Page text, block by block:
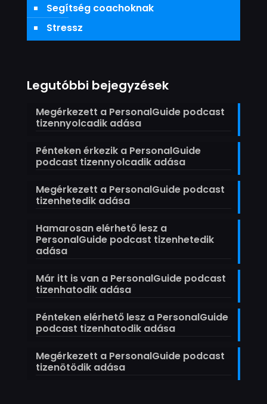
Segítség coachoknak
Stressz
Legutóbbi bejegyzések
Megérkezett a PersonalGuide podcast
tizennyolcadik adása
Pénteken érkezik a PersonalGuide
podcast tizennyolcadik adása
Megérkezett a PersonalGuide podcast
tizenhetedik adása
Hamarosan elérhető lesz a
PersonalGuide podcast tizenhetedik
adása
Már itt is van a PersonalGuide podcast
tizenhatodik adása
Pénteken elérhető lesz a PersonalGuide
podcast tizenhatodik adása
Megérkezett a PersonalGuide podcast
tizenötödik adása